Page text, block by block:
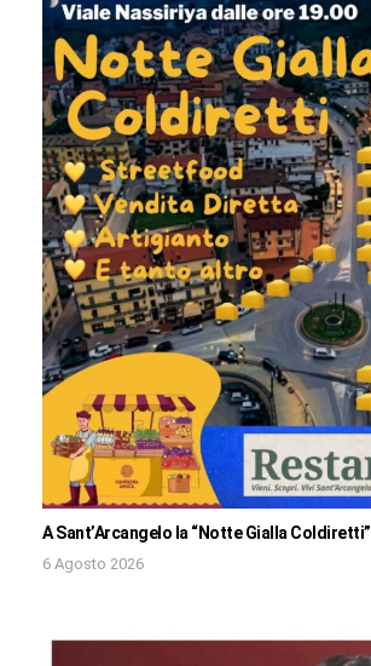
A Sant’Arcangelo la “Notte Gialla Coldiretti”
6 Agosto 2026